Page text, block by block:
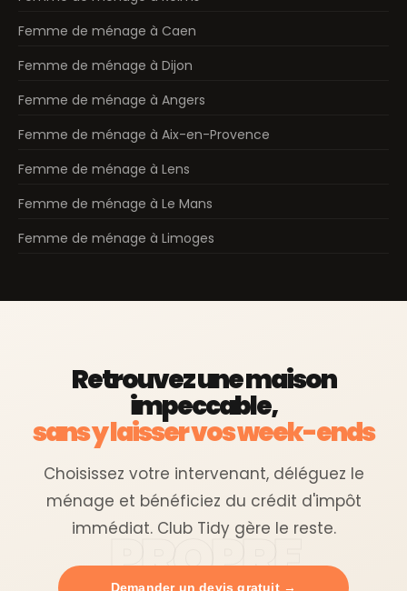
Femme de ménage à Caen
Femme de ménage à Dijon
Femme de ménage à Angers
Femme de ménage à Aix-en-Provence
Femme de ménage à Lens
Femme de ménage à Le Mans
Femme de ménage à Limoges
Retrouvez une maison
impeccable,
sans y laisser vos week-ends
Choisissez votre intervenant, déléguez le
ménage et bénéficiez du crédit d'impôt
immédiat. Club Tidy gère le reste.
Demander un devis gratuit →